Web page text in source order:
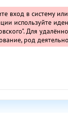
вход в систему
используйте
Для
род